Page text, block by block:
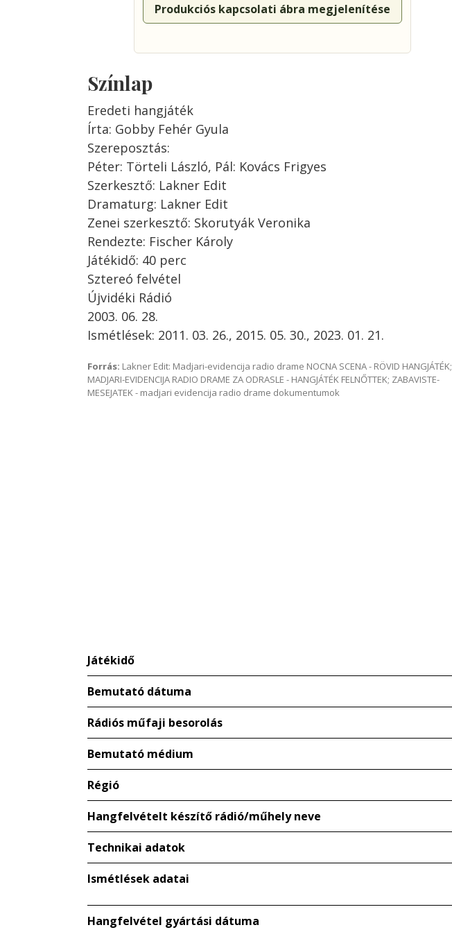
Produkciós kapcsolati ábra megjelenítése
Színlap
Eredeti hangjáték
Írta: Gobby Fehér Gyula
Szereposztás:
Péter: Törteli László, Pál: Kovács Frigyes
Szerkesztő: Lakner Edit
Dramaturg: Lakner Edit
Zenei szerkesztő: Skorutyák Veronika
Rendezte: Fischer Károly
Játékidő: 40 perc
Sztereó felvétel
Újvidéki Rádió
2003. 06. 28.
Ismétlések: 2011. 03. 26., 2015. 05. 30., 2023. 01. 21.
Forrás: Lakner Edit: Madjari-evidencija radio drame NOCNA SCENA - RÖVID HANGJÁTÉK;
MADJARI-EVIDENCIJA RADIO DRAME ZA ODRASLE - HANGJÁTÉK FELNŐTTEK; ZABAVISTE-
MESEJATEK - madjari evidencija radio drame dokumentumok
Játékidő
Bemutató dátuma
Rádiós műfaji besorolás
Bemutató médium
Régió
Hangfelvételt készítő rádió/műhely neve
Technikai adatok
Ismétlések adatai
Hangfelvétel gyártási dátuma